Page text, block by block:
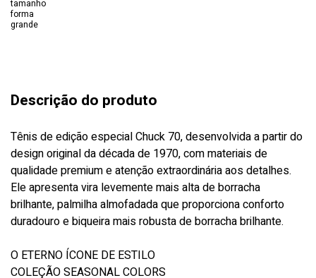
Descrição do produto
Tênis de edição especial Chuck 70, desenvolvida a partir do
design original da década de 1970, com materiais de
qualidade premium e atenção extraordinária aos detalhes.
Ele apresenta vira levemente mais alta de borracha
brilhante, palmilha almofadada que proporciona conforto
duradouro e biqueira mais robusta de borracha brilhante.
O ETERNO ÍCONE DE ESTILO
COLEÇÃO SEASONAL COLORS